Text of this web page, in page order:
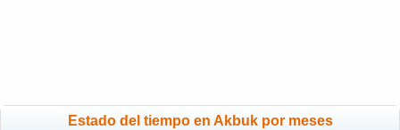
Estado del tiempo en Akbuk por meses